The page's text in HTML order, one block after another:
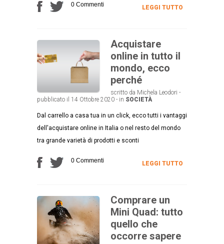
0 Commenti LEGGI TUTTO
Acquistare
online in tutto il
mondo, ecco
perché
scritto da Michela Leodori -
pubblicato il 14 Ottobre 2020 - in SOCIETÀ
Dal carrello a casa tua in un click, ecco tutti i vantaggi
dell'acquistare online in Italia o nel resto del mondo
tra grande varietà di prodotti e sconti
0 Commenti LEGGI TUTTO
Comprare un
Mini Quad: tutto
quello che
occorre sapere